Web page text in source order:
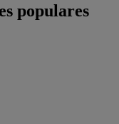
populares